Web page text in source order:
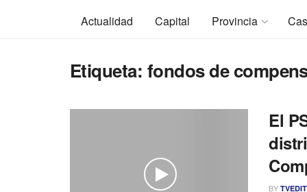
Actualidad Capital Provincia
Etiqueta: fondos de
El
BY